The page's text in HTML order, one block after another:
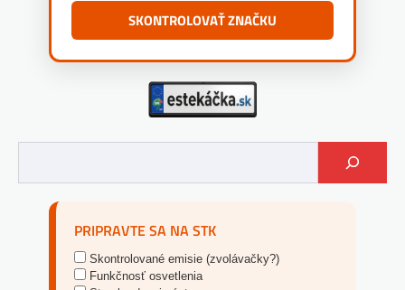
SKONTROLOVAŤ ZNAČKU
PRIPRAVTE SA NA STK
Skontrolované emisie (zvolávačky?)
Funkčnosť osvetlenia